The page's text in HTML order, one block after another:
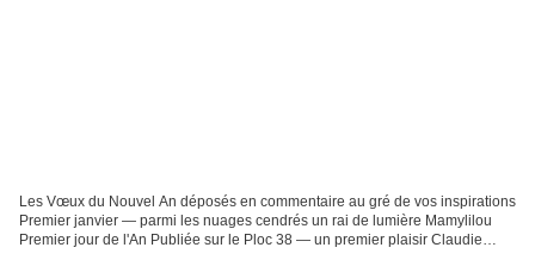
Les Vœux du Nouvel An déposés en commentaire au gré de vos inspirations
Premier janvier — parmi les nuages cendrés un rai de lumière Mamylilou
Premier jour de l'An Publiée sur le Ploc 38 — un premier plaisir Claudie